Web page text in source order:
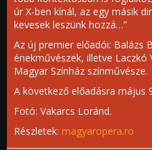
úr X-ben kínál, az egy másik
kevesek leszünk hozzá…”
Az új premier előadói: Balázs
énekművészek, illetve Laczkó
Magyar Színház színművésze.
A következő előadásra május
Fotó: Vakarcs Loránd.
Részletek: magyaropera.ro